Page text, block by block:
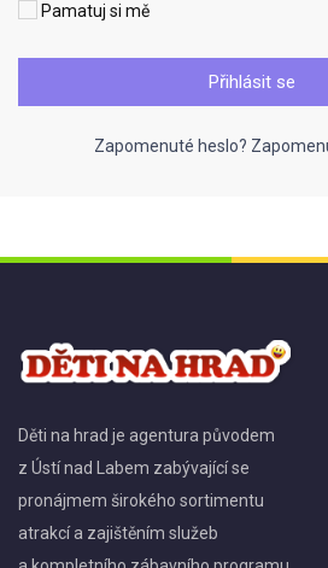
Pamatuj si mě
Přihlásit se
Zapomenuté heslo?
Děti na hrad je agentura původem
z Ústí nad Labem zabývající se
pronájmem širokého sortimentu
atrakcí a zajištěním služeb